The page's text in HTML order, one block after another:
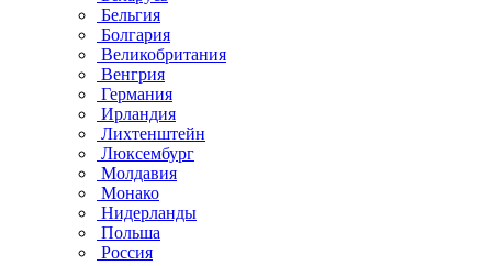
Бельгия
Болгария
Великобритания
Венгрия
Германия
Ирландия
Лихтенштейн
Люксембург
Молдавия
Монако
Нидерланды
Польша
Россия